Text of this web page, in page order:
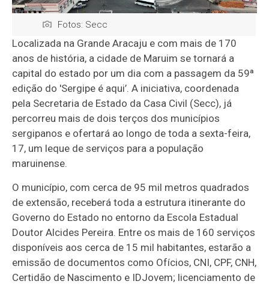
Fotos: Secc
Localizada na Grande Aracaju e com mais de 170
anos de história, a cidade de Maruim se tornará a
capital do estado por um dia com a passagem da 59ª
edição do 'Sergipe é aqui’. A iniciativa, coordenada
pela Secretaria de Estado da Casa Civil (Secc), já
percorreu mais de dois terços dos municípios
sergipanos e ofertará ao longo de toda a sexta-feira,
17, um leque de serviços para a população
maruinense.
O município, com cerca de 95 mil metros quadrados
de extensão, receberá toda a estrutura itinerante do
Governo do Estado no entorno da Escola Estadual
Doutor Alcides Pereira. Entre os mais de 160 serviços
disponíveis aos cerca de 15 mil habitantes, estarão a
emissão de documentos como Ofícios, CNI, CPF, CNH,
Certidão de Nascimento e IDJovem; licenciamento de